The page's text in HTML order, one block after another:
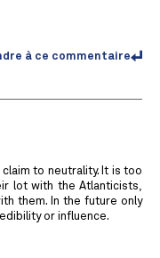
à ce commentaire
to neutrality. It is too
lot with the Atlanticists,
them. In the future only
or influence.